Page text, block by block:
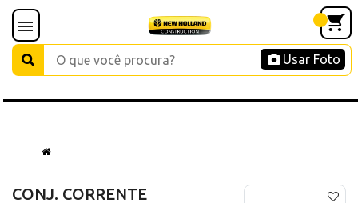
Usar Foto
CONJ. CORRENTE